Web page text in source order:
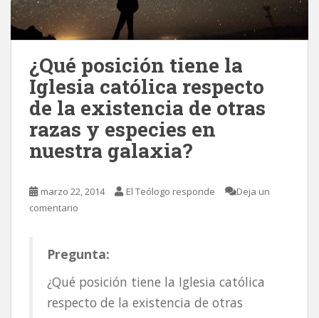
¿Qué posición tiene la
Iglesia católica respecto
de la existencia de otras
razas y especies en
nuestra galaxia?
marzo 22, 2014 El Teólogo responde
Deja un
comentario
Pregunta:
¿Qué posición tiene la Iglesia católica
respecto de la existencia de otras